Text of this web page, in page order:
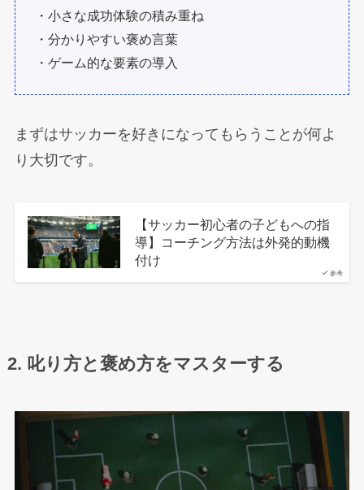
・小さな成功体験の積み重ね
・分かりやすい褒め言葉
・ゲーム的な要素の導入
まずはサッカーを好きになってもらうことが何よ
り大切です。
参考
【サッカー初心者の子どもへの指
導】コーチング方法は外発的動機
付け
2. 叱り方と褒め方をマスターする